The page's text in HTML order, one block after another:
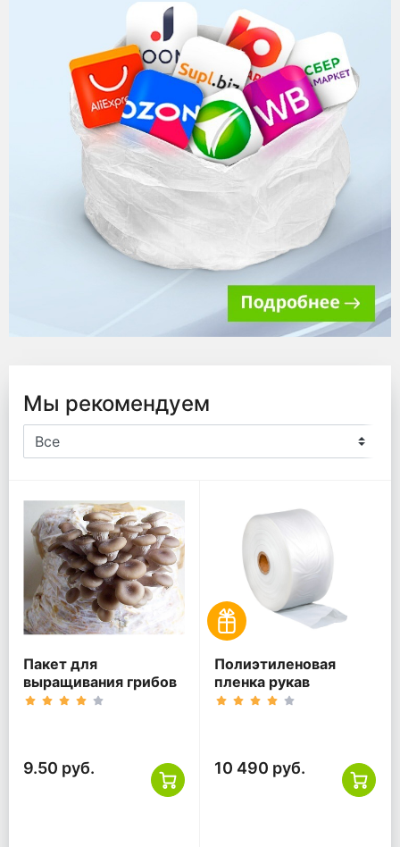
Мы рекомендуем
Пакет для
выращивания грибов
9.50 руб.
Полиэтиленовая
пленка рукав
10 490 руб.